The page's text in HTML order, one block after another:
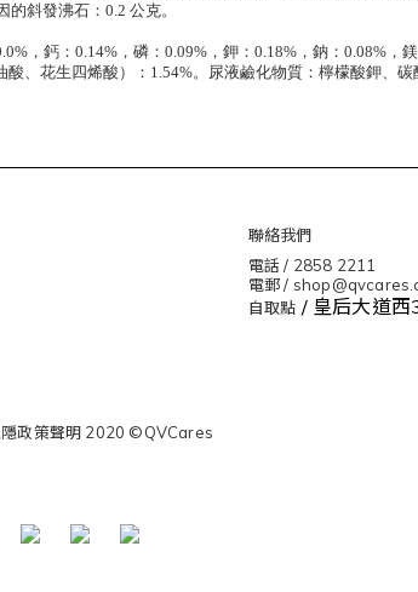
斜發沸石：0.2 公克。
，鈣：0.14%，磷：0.09%，鉀：0.18%，鈉：0.08%，
、花生四烯酸）：1.54%。尿液鹼化物質：檸檬酸鉀、碳
聯絡我們
電話 / 2858 2211
電郵 /
自取點 / 皇后大道
政策聲明 2020 ©QVCares